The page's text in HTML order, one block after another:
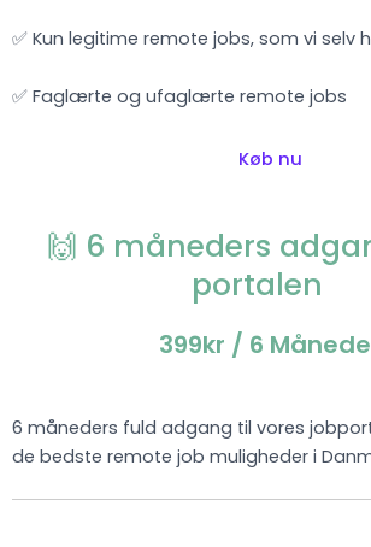
✅ Kun legitime remote jobs, som vi selv
✅ Faglærte og ufaglærte remote jobs
Køb nu
🙌 6 måneders
portalen
399kr / 6
6 måneders fuld adgang til vores
de bedste remote job muligheder i